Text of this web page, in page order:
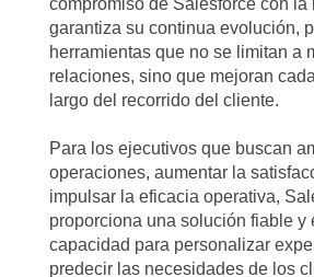
garantiza su continua evolución,
herramientas que no se limitan a
relaciones, sino que mejoran
largo del recorrido del cliente.
Para los ejecutivos que buscan
operaciones, aumentar la
impulsar la eficacia operativa,
proporciona una solución fiable y
capacidad para personalizar
predecir las necesidades de los